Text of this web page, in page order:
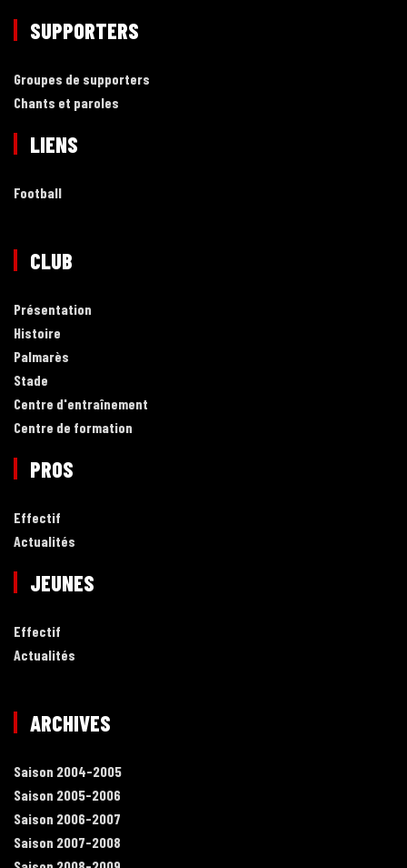
SUPPORTERS
Groupes de supporters
Chants et paroles
LIENS
Football
CLUB
Présentation
Histoire
Palmarès
Stade
Centre d'entraînement
Centre de formation
PROS
Effectif
Actualités
JEUNES
Effectif
Actualités
ARCHIVES
Saison 2004-2005
Saison 2005-2006
Saison 2006-2007
Saison 2007-2008